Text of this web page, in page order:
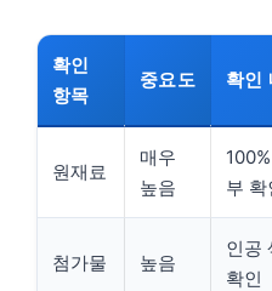
확인
항목
중요도 확인
원재료
매우
높음
부 확
첨가물 높음
인공
확인